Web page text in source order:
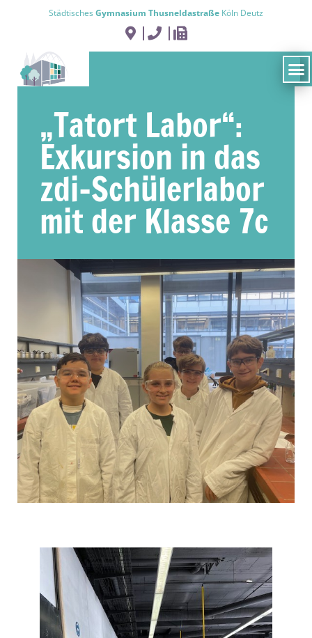
Städtisches Gymnasium Thusneldastraße Köln Deutz
„Tatort Labor“:
Exkursion in das
zdi-Schülerlabor
mit der Klasse 7c